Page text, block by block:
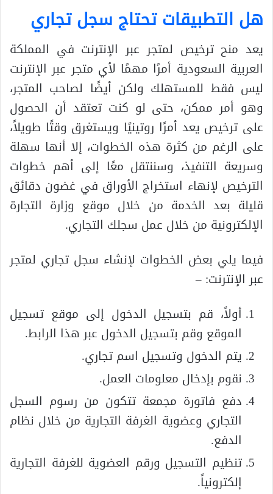
هل التطبيقات تحتاج سجل تجاري
يعد منح ترخيص لمتجر عبر الإنترنت في المملكة
العربية السعودية أمرًا مهمًا لأي متجر عبر الإنترنت
ليس فقط للمستهلك ولكن أيضًا لصاحب المتجر،
وهو أمر ممكن، حتى لو كنت تعتقد أن الحصول
على ترخيص يعد أمرًا روتينيًا ويستغرق وقتًا طويلاً،
على الرغم من كثرة هذه الخطوات، إلا أنها سهلة
وسريعة التنفيذ، وسننتقل معًا إلى أهم خطوات
الترخيص لإنهاء استخراج الأوراق في غضون دقائق
قليلة بعد الخدمة من خلال موقع وزارة التجارة
الإلكترونية من خلال عمل سجلك التجاري.
فيما يلي بعض الخطوات لإنشاء سجل تجاري لمتجر
عبر الإنترنت: –
أولاً، قم بتسجيل الدخول إلى موقع تسجيل
الموقع وقم بتسجيل الدخول عبر هذا الرابط.
يتم الدخول وتسجيل اسم تجاري.
نقوم بإدخال معلومات العمل.
دفع فاتورة مجمعة تتكون من رسوم السجل
التجاري وعضوية الغرفة التجارية من خلال نظام
الدفع.
تنظيم التسجيل ورقم العضوية للغرفة التجارية
إلكترونياً.